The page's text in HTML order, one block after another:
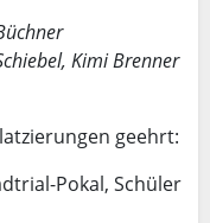
Kimi Brenner
geehrt:
Pokal, Schüler